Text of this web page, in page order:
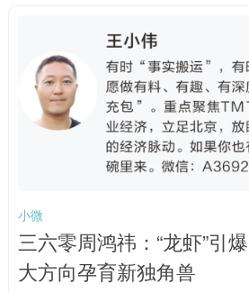
小微
三六零周鸿祎：“龙虾”引
大方向孕育新独角兽